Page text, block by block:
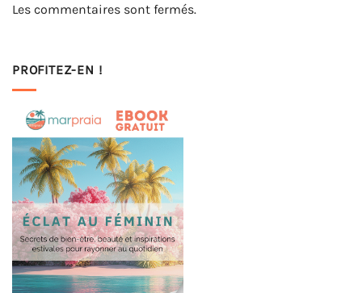
Les commentaires sont fermés.
PROFITEZ-EN !